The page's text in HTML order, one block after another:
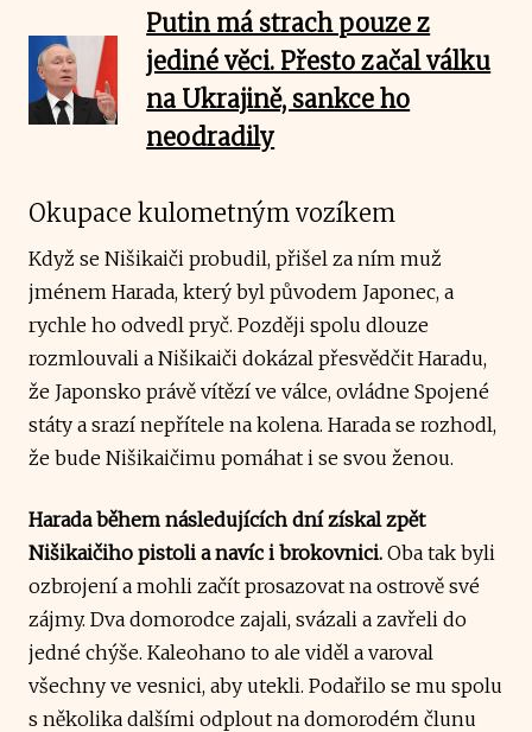
Putin má strach pouze z
jediné věci. Přesto začal válku
na Ukrajině, sankce ho
neodradily
Okupace kulometným vozíkem
Když se Nišikaiči probudil, přišel za ním muž
jménem Harada, který byl původem Japonec, a
rychle ho odvedl pryč. Později spolu dlouze
rozmlouvali a Nišikaiči dokázal přesvědčit Haradu,
že Japonsko právě vítězí ve válce, ovládne Spojené
státy a srazí nepřítele na kolena. Harada se rozhodl,
že bude Nišikaičimu pomáhat i se svou ženou.
Harada během následujících dní získal zpět
Nišikaičiho pistoli a navíc i brokovnici. Oba tak byli
ozbrojení a mohli začít prosazovat na ostrově své
zájmy. Dva domorodce zajali, svázali a zavřeli do
jedné chýše. Kaleohano to ale viděl a varoval
všechny ve vesnici, aby utekli. Podařilo se mu spolu
s několika dalšími odplout na domorodém člunu